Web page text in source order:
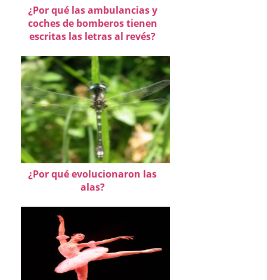
¿Por qué las ambulancias y
coches de bomberos tienen
escritas las letras al revés?
¿Por qué evolucionaron las
alas?